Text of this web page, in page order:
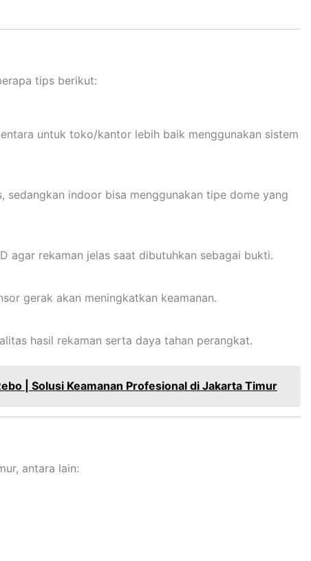
tips berikut:
untuk toko/kantor lebih baik menggunakan sistem
sedangkan indoor bisa menggunakan tipe dome yang
agar rekaman jelas saat dibutuhkan sebagai bukti.
gerak akan meningkatkan keamanan.
hasil rekaman serta daya tahan perangkat.
| Solusi Keamanan Profesional di Jakarta Timur
antara lain: